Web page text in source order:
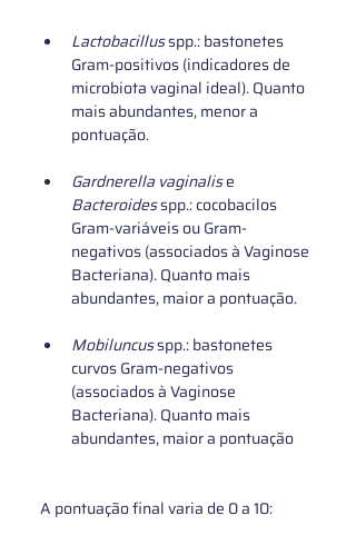
Lactobacillus spp.: bastonetes
Gram-positivos (indicadores de
microbiota vaginal ideal). Quanto
mais abundantes, menor a
pontuação.
Gardnerella vaginalis e
Bacteroides spp.: cocobacilos
Gram-variáveis ou Gram-
negativos (associados à Vaginose
Bacteriana). Quanto mais
abundantes, maior a pontuação.
Mobiluncus spp.: bastonetes
curvos Gram-negativos
(associados à Vaginose
Bacteriana). Quanto mais
abundantes, maior a pontuação
A pontuação final varia de 0 a 10: